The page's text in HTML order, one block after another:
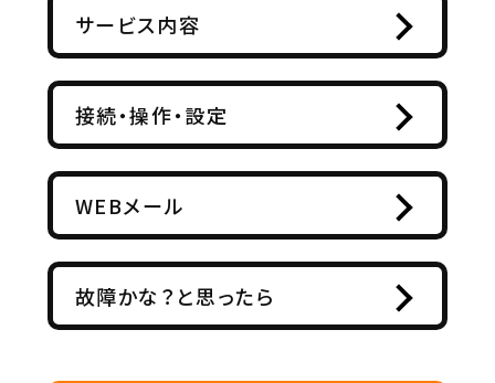
サービス内容
接続・操作・設定
WEBメール
故障かな？と思ったら